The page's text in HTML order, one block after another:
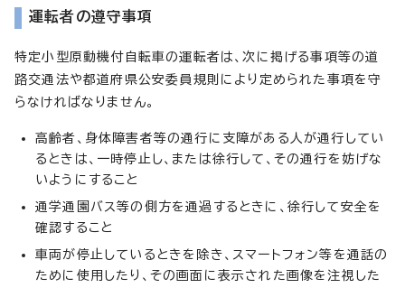
運転者の遵守事項
特定小型原動機付自転車の運転者は、次に掲げる事項等の道
路交通法や都道府県公安委員規則により定められた事項を守
らなければなりません。
高齢者、身体障害者等の通行に支障がある人が通行してい
るときは、一時停止し、または徐行して、その通行を妨げな
いようにすること
通学通園バス等の側方を通過するときに、徐行して安全を
確認すること
車両が停止しているときを除き、スマートフォン等を通話の
ために使用したり、その画面に表示された画像を注視した